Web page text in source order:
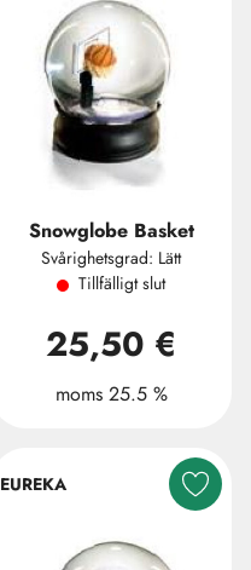
Snowglobe Basket
Svårighetsgrad: Lätt
Tillfälligt slut
25,50 €
moms 25.5 %
EUREKA